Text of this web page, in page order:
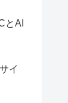
とAI
イ